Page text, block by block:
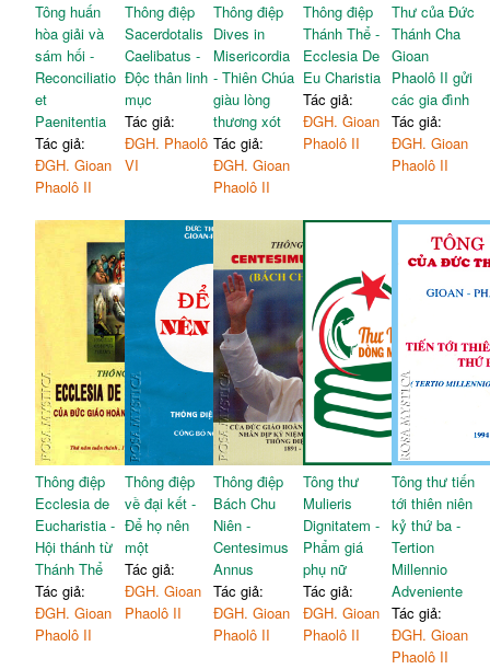
Tông huấn
hòa giải và
sám hối -
Reconciliatio
et
Paenitentia
Tác giả:
ĐGH. Gioan
Phaolô II
Thông điệp
Sacerdotalis
Caelibatus -
Độc thân linh
mục
Tác giả:
ĐGH. Phaolô
VI
Thông điệp
Dives in
Misericordia
- Thiên Chúa
giàu lòng
thương xót
Tác giả:
ĐGH. Gioan
Phaolô II
Thông điệp
Thánh Thể -
Ecclesia De
Eu Charistia
Tác giả:
ĐGH. Gioan
Phaolô II
Thư của Đức
Thánh Cha
Gioan
Phaolô II gửi
các gia đình
Tác giả:
ĐGH. Gioan
Phaolô II
Thông điệp
Ecclesia de
Eucharistia -
Hội thánh từ
Thánh Thể
Tác giả:
ĐGH. Gioan
Phaolô II
Thông điệp
về đại kết -
Để họ nên
một
Tác giả:
ĐGH. Gioan
Phaolô II
Thông điệp
Bách Chu
Niên -
Centesimus
Annus
Tác giả:
ĐGH. Gioan
Phaolô II
Tông thư
Mulieris
Dignitatem -
Phẩm giá
phụ nữ
Tác giả:
ĐGH. Gioan
Phaolô II
Tông thư tiến
tới thiên niên
kỷ thứ ba -
Tertion
Millennio
Adveniente
Tác giả:
ĐGH. Gioan
Phaolô II